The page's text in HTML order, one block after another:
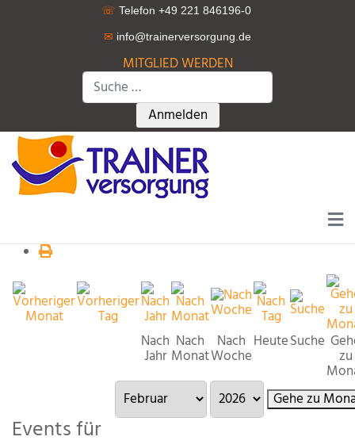
☏ Telefon +49 221 846196-0
✉ info@trainerversorgung.de
MITGLIED WERDEN
Suchen
Type 2 or more characters for
Anmelden
Nach
Jahr
Nach
Monat
Nach
Woche
HeuteSuche
zu
Gehe zu
Events für